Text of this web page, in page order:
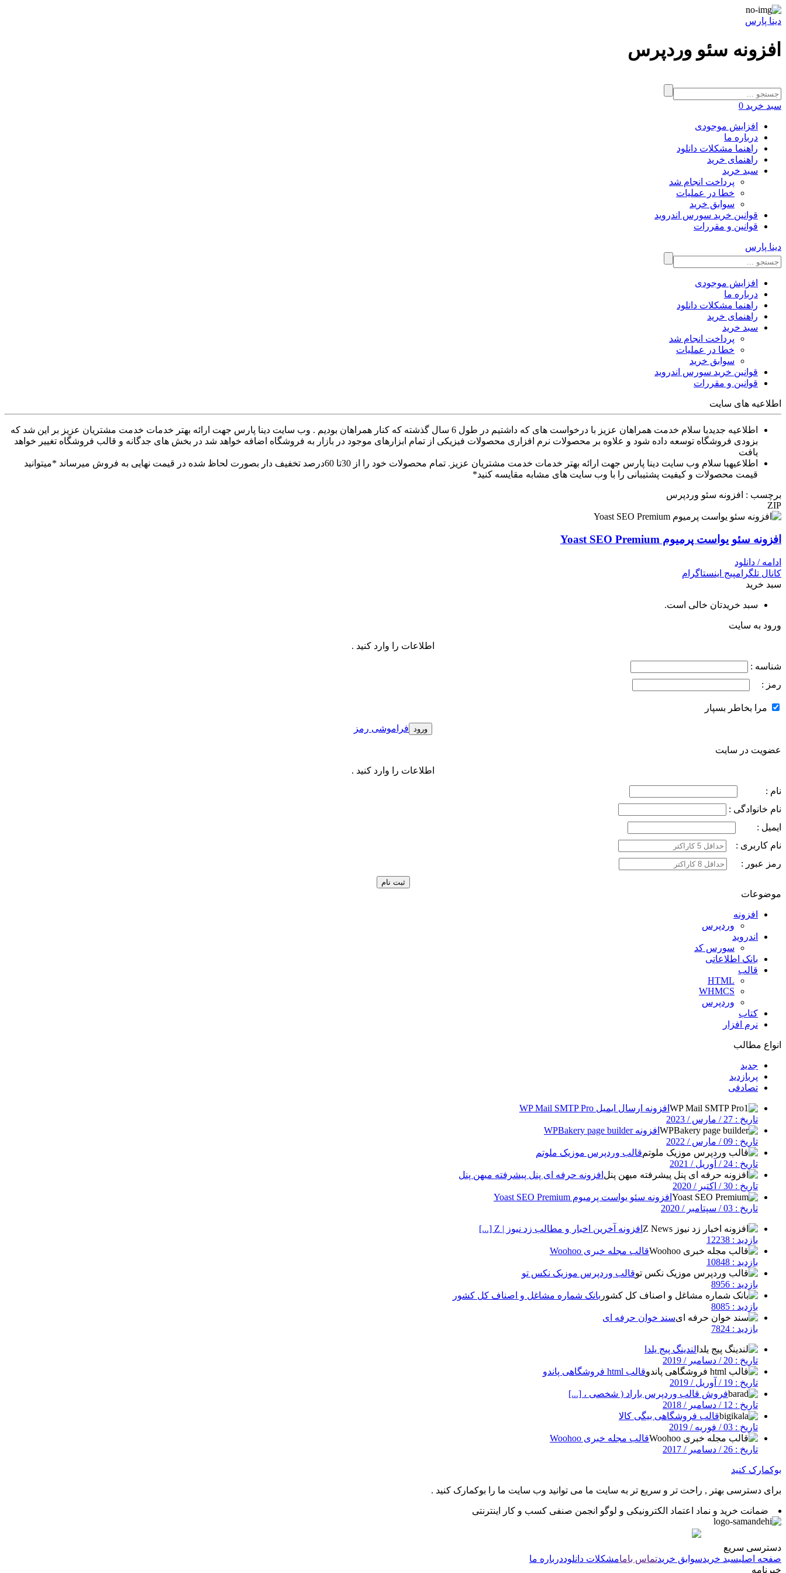
دینا پارس
افزونه سئو وردپرس
سبد خرید 0
افزایش موجودی
درباره ما
راهنما مشکلات دانلود
راهنمای خرید
سبد خرید
پرداخت انجام شد
خطا در عملیات
سوابق خرید
قوانین خرید سورس اندروید
قوانین و مقررات
دینا پارس
افزایش موجودی
درباره ما
راهنما مشکلات دانلود
راهنمای خرید
سبد خرید
پرداخت انجام شد
خطا در عملیات
سوابق خرید
قوانین خرید سورس اندروید
قوانین و مقررات
اطلاعیه های سایت
اطلاعیه جدید
با سلام خدمت همراهان عزیز با درخواست های که داشتیم در طول 6 سال گذشته که کنار همراهان بودیم . وب سایت دینا پارس جهت ارائه بهتر خدمات خدمت مشتریان عزیز بر این شد که
بزودی فروشگاه توسعه داده شود و علاوه بر محصولات نرم افزاری محصولات فیزیکی از تمام ابزارهای موجود در بازار به فروشگاه اضافه خواهد شد در بخش های جدگانه و قالب فروشگاه تغییر خواهد
یافت
اطلاعیه
با سلام وب سایت دینا پارس جهت ارائه بهتر خدمات خدمت مشتریان عزیز. تمام محصولات خود را از 30تا 60درصد تخفیف دار بصورت لحاظ شده در قیمت نهایی به فروش میرساند *میتوانید
قیمت محصولات و کیفیت پشتیبانی را با وب سایت های مشابه مقایسه کنید*
برچسب : افزونه سئو وردپرس
ZIP
افزونه سئو یواست پرمیوم Yoast SEO Premium
ادامه / دانلود
کانال تلگرامپیج اینستاگرام
سبد خرید
سبد خریدتان خالی است.
ورود به سایت
اطلاعات را وارد کنید .
شناسه :
رمز :
مرا بخاطر بسپار
فراموشی رمز
عضویت در سایت
اطلاعات را وارد کنید .
نام :
نام خانوادگی :
ایمیل :
نام کاربری :
رمز عبور :
موضوعات
افزونه
وردپرس
اندروید
سورس کد
بانک اطلاعاتی
قالب
HTML
WHMCS
وردپرس
کتاب
نرم افزار
انواع مطالب
جدید
پربازدید
تصادفی
افزونه ارسال ایمیل WP Mail SMTP Pro
تاریخ : 27 / مارس / 2023
افزونه WPBakery page builder
تاریخ : 09 / مارس / 2022
قالب وردپرس موزیک ملوتم
تاریخ : 24 / آوریل / 2021
افزونه حرفه ای پنل پیشرفته میهن پنل
تاریخ : 30 / اکتبر / 2020
افزونه سئو یواست پرمیوم Yoast SEO Premium
تاریخ : 03 / سپتامبر / 2020
افزونه آخرین اخبار و مطالب زد نیوز | Z [...]
بازدید : 12238
قالب مجله خبری Woohoo
بازدید : 10848
قالب وردپرس موزیک نکس تو
بازدید : 8956
بانک شماره مشاغل و اصناف کل کشور
بازدید : 8085
سند خوان حرفه ای
بازدید : 7824
لندینگ پیج یلدا
تاریخ : 20 / دسامبر / 2019
قالب html فروشگاهی پاندو
تاریخ : 19 / آوریل / 2019
فروش قالب وردپرس باراد ( شخصی ، [...]
تاریخ : 12 / دسامبر / 2018
قالب فروشگاهی بیگی کالا
تاریخ : 03 / فوریه / 2019
قالب مجله خبری Woohoo
تاریخ : 26 / دسامبر / 2017
بوکمارک کنید
برای دسترسی بهتر , راحت تر و سریع تر به سایت ما می توانید وب سایت ما را بوکمارک کنید .
ضمانت خرید و نماد اعتماد الکترونیکی و لوگو انجمن صنفی کسب و کار اینترنتی
دسترسی سریع
صفحه اصلیسبد خریدسوابق خریدتماس بامامشکلات دانلوددرباره ما
خبرنامه